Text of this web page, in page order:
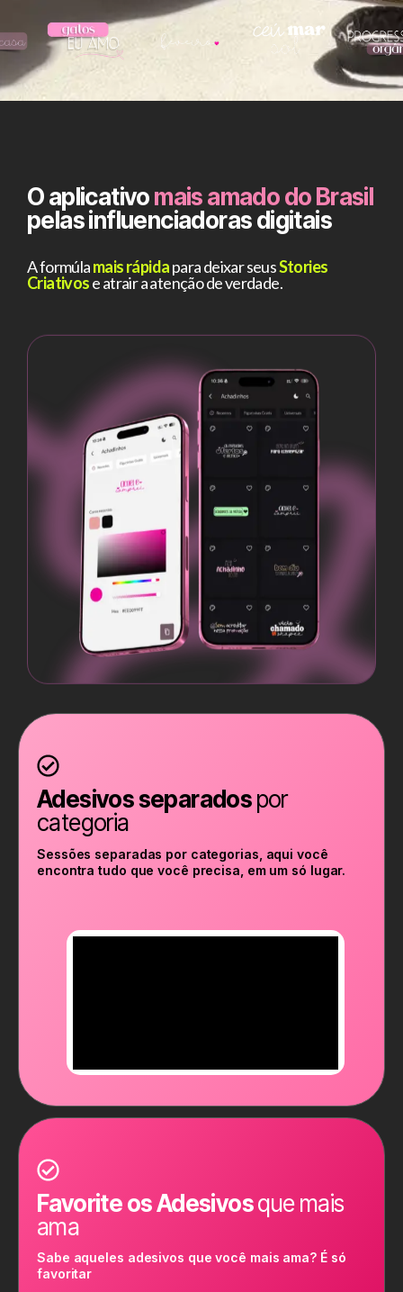
O aplicativomais amado do Brasil
pelas influenciadoras digitais
A formúlamais rápidapara deixar seusStories
Criativose atrair a atenção de verdade.
Adesivos separadospor
categoria
Sessões separadas por categorias, aqui você
encontra tudo que você precisa, em um só lugar.
Favorite os Adesivosque mais
ama
Sabe aqueles adesivos que você mais ama? É só
favoritar